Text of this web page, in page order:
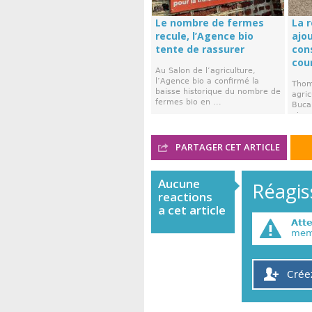
Le nombre de fermes
recule, l’Agence bio
tente de rassurer
Au Salon de l’agriculture,
l’Agence bio a confirmé la
baisse historique du nombre de
fermes bio en ...
La
PARTAGER CET ARTICLE
Aucune
reactions
a cet article